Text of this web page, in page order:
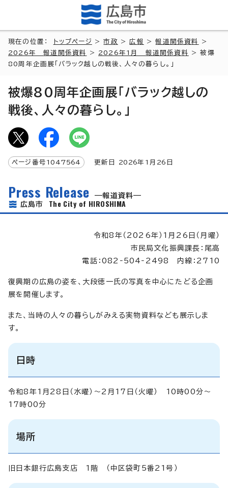
現在の位置： トップページ >市政 >広報 >報道関係資料
>
2026年 報道関係資料
> 2026年1月 報道関係資料
> 被爆
80周年企画展「バラック越しの戦後、人々の暮らし。」
被爆80周年企画展「バラック越しの
戦後、人々の暮らし。」
ページ番号 1047564 更新日 2026年1月 26 日
Press Release
報道資料
広島市 The City of HIROSHIMA
令和8年（2026年）1月26日（月曜）
市民局文化振興課長：尾高
電話：082‐504‐2498 内線：2710
復興期の広島の姿を、大段徳一氏の写真を中心にたどる企画
展を開催します。
また、当時の人々の暮らしがみえる実物資料なども展示しま
す。
日時
令和8年1月28日（水曜）～2月17日（火曜） 10時00分～
17時00分
場所
旧日本銀行広島支店 1階 （中区袋町5番21号）